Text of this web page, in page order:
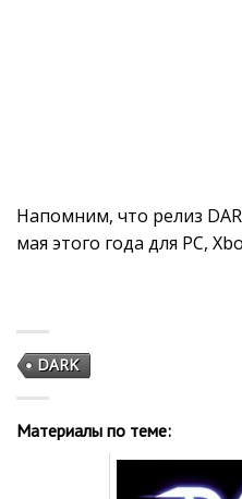
Напомним, что релиз
мая этого года для PC,
DARK
Материалы по теме: